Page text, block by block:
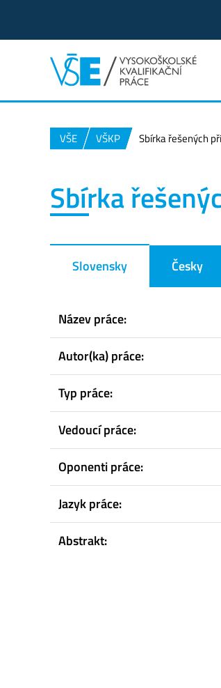
VŠE VŠKP Sbírka řešených
Sbírka
Slovensky Česky
Název práce:
Autor(ka) práce:
Typ práce:
Vedoucí práce:
Oponenti práce:
Jazyk práce:
Abstrakt: